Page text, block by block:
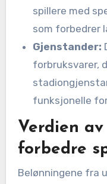
spillere med
som forbedrer
Gjenstander:
forbruksvarer,
funksjonelle
Verdien
forbedre
Belønningene fra